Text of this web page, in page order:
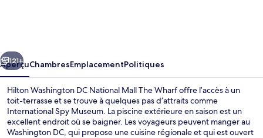
National
Mall
The
Wharf
Suivant
121+
AperçuChambresEmplacementPolitiques
Hilton Washington DC National Mall The Wharf offre l’accès à un
toit-terrasse et se trouve à quelques pas d’attraits comme
International Spy Museum. La piscine extérieure en saison est un
excellent endroit où se baigner. Les voyageurs peuvent manger au
Washington DC, qui propose une cuisine régionale et qui est ouvert